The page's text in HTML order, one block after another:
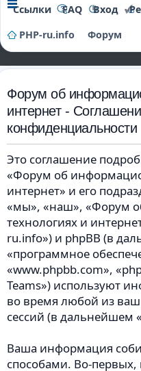
Ссылки FAQ Вход
PHP-ru.info
Форум
Форум об
интернет -
конфиденциальности
Это соглашение
«Форум об
интернет» и его
«мы», «наш», «Форум
технологиях и
ru.info») и phpBB (в
«программное
«www.phpbb.com»,
Teams») используют
во время любой из
сессий (в
Ваша информация
способами. Во-